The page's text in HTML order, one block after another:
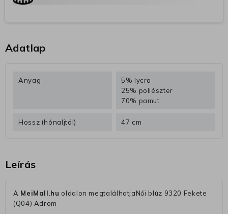
Adatlap
Anyag
5% lycra
25% poliészter
70% pamut
Hossz (hónaljtól) 47 cm
Leírás
A MeiMall.hu oldalon megtalálhatjaNői blúz 9320 Fekete
(Q04) Adrom